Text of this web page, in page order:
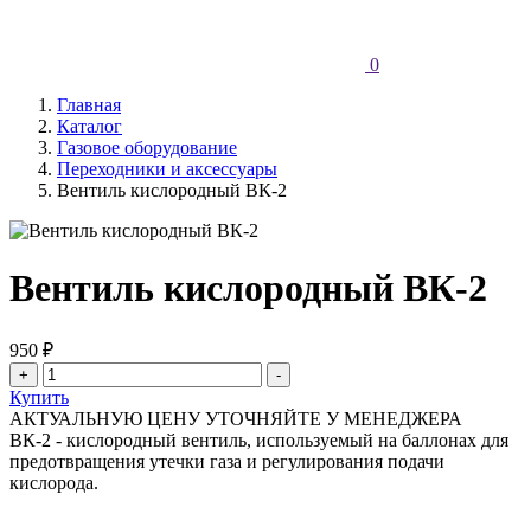
0
Главная
Каталог
Газовое оборудование
Переходники и аксессуары
Вентиль кислородный ВК-2
Вентиль кислородный ВК-2
950 ₽
Купить
АКТУАЛЬНУЮ ЦЕНУ УТОЧНЯЙТЕ У МЕНЕДЖЕРА
ВК-2 - кислородный вентиль, используемый на баллонах для
предотвращения утечки газа и регулирования подачи
кислорода.